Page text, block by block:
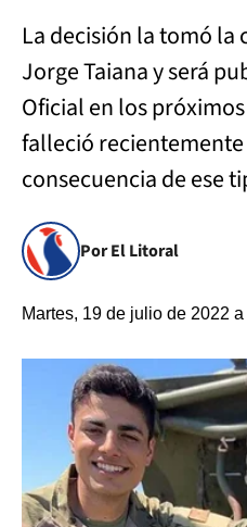
La decisión la tomó
Jorge Taiana y será
Oficial en los
falleció
consecuencia de ese
Por El Litoral
Martes, 19 de julio de 2022